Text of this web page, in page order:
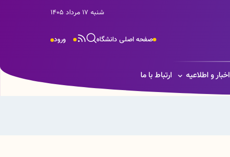
شنبه 17 مرداد 1405
ورود صفحه اصلی دانشگاه
اخبار و اطلاعیه ارتباط با ما